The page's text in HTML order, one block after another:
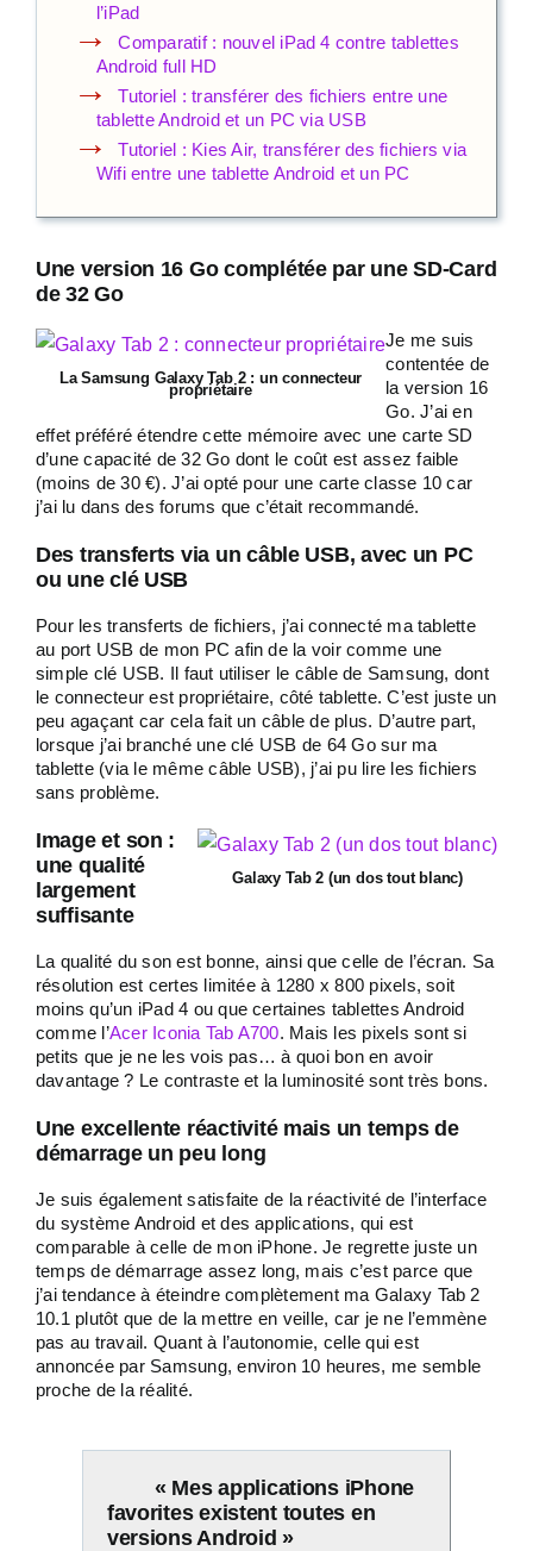
l’iPad
Comparatif : nouvel iPad 4 contre tablettes
Android full HD
Tutoriel : transférer des fichiers entre une
tablette Android et un PC via USB
Tutoriel : Kies Air, transférer des fichiers via
Wifi entre une tablette Android et un PC
Une version 16 Go complétée par une SD-Card
de 32 Go
La Samsung Galaxy Tab 2 : un connecteur
propriétaire
Je me suis
contentée de
la version 16
Go. J’ai en
effet préféré étendre cette mémoire avec une carte SD
d’une capacité de 32 Go dont le coût est assez faible
(moins de 30 €). J’ai opté pour une carte classe 10 car
j’ai lu dans des forums que c’était recommandé.
Des transferts via un câble USB, avec un PC
ou une clé USB
Pour les transferts de fichiers, j’ai connecté ma tablette
au port USB de mon PC afin de la voir comme une
simple clé USB. Il faut utiliser le câble de Samsung, dont
le connecteur est propriétaire, côté tablette. C’est juste un
peu agaçant car cela fait un câble de plus. D’autre part,
lorsque j’ai branché une clé USB de 64 Go sur ma
tablette (via le même câble USB), j’ai pu lire les fichiers
sans problème.
Galaxy Tab 2 (un dos tout blanc)
Image et son :
une qualité
largement
suffisante
La qualité du son est bonne, ainsi que celle de l’écran. Sa
résolution est certes limitée à 1280 x 800 pixels, soit
moins qu’un iPad 4 ou que certaines tablettes Android
comme l’Acer Iconia Tab A700. Mais les pixels sont si
petits que je ne les vois pas… à quoi bon en avoir
davantage ? Le contraste et la luminosité sont très bons.
Une excellente réactivité mais un temps de
démarrage un peu long
Je suis également satisfaite de la réactivité de l’interface
du système Android et des applications, qui est
comparable à celle de mon iPhone. Je regrette juste un
temps de démarrage assez long, mais c’est parce que
j’ai tendance à éteindre complètement ma Galaxy Tab 2
10.1 plutôt que de la mettre en veille, car je ne l’emmène
pas au travail. Quant à l’autonomie, celle qui est
annoncée par Samsung, environ 10 heures, me semble
proche de la réalité.
« Mes applications iPhone
favorites existent toutes en
versions Android »